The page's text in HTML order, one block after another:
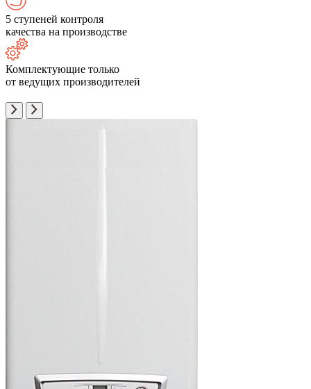
5 ступеней контроля
качества на производстве
Комплектующие только
от ведущих производителей